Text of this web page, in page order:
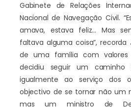
Gabinete de Relações
Nacional de Navegação Civil.
amava, estava feliz… Mas
faltava alguma coisa”, recorda
de uma família com valores
decidiu seguir um caminho
igualmente ao serviço dos
objectivo de se tornar não um
mas um ministro de